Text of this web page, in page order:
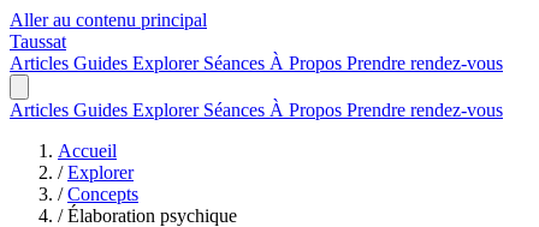
Aller au contenu principal
Taussat
Articles Guides Explorer Séances À Propos Prendre rendez-vous
Articles Guides Explorer Séances À Propos Prendre rendez-vous
Accueil
/ Explorer
/ Concepts
/ Élaboration psychique